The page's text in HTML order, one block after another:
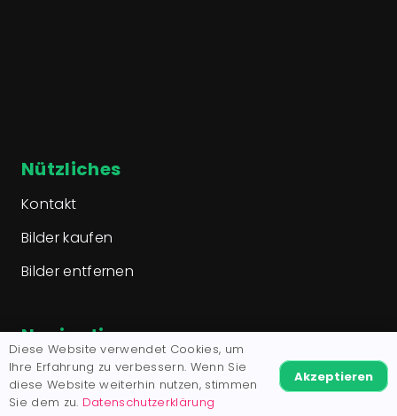
Nützliches
Kontakt
Bilder kaufen
Bilder entfernen
Navigation
Shooting buchen
AuthenticMissionMedia
Diese Website verwendet Cookies, um
Ihre Erfahrung zu verbessern. Wenn Sie
diese Website weiterhin nutzen, stimmen
Sie dem zu. Datenschutzerklärung
Akzeptieren